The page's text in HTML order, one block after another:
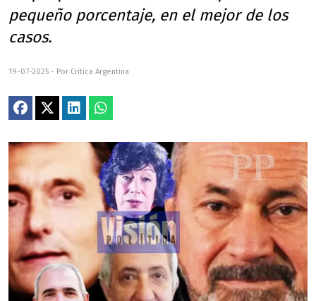
pequeño porcentaje, en el mejor de los
casos.
19-07-2025 - Por Crítica Argentina